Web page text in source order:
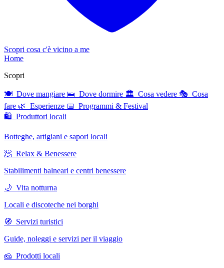
Scopri cosa c'è vicino a me
Home
Scopri
🍽 Dove mangiare 🛌 Dove dormire 🏛 Cosa vedere 🎭 Cosa
fare 🌿 Esperienze 📅 Programmi & Festival
🛍 Produttori locali
Botteghe, artigiani e sapori locali
🧖 Relax & Benessere
Stabilimenti balneari e centri benessere
🌙 Vita notturna
Locali e discoteche nei borghi
🧭 Servizi turistici
Guide, noleggi e servizi per il viaggio
🧀 Prodotti locali